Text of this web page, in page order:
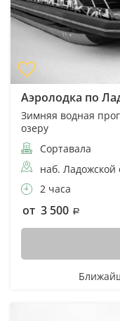
Аэролодка по
Зимняя водная
озеру
Сортавала
наб.
2 часа
от 3 500